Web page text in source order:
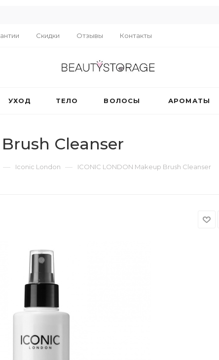
Скидки Отзывы Контакты
УХОД ТЕЛО ВОЛОСЫ АРОМАТЫ
Cleanser
— Iconic London — ICONIC LONDON Makeup Brush Cleanser